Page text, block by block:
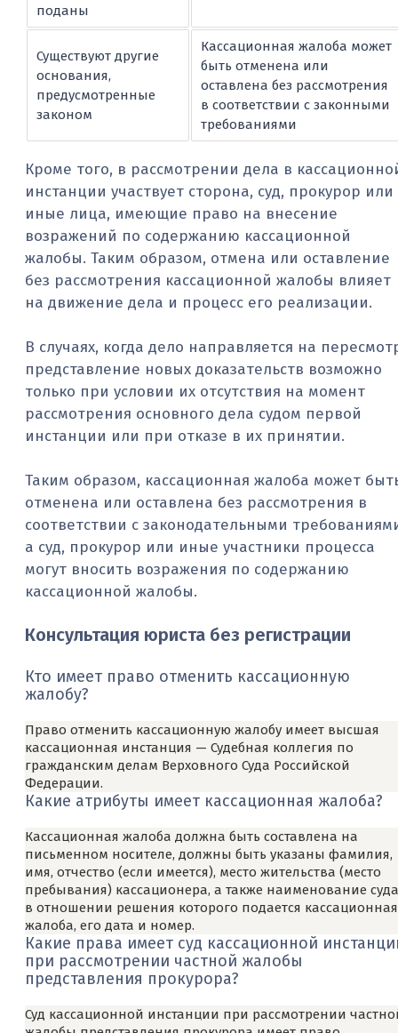
поданы
Существуют другие
основания,
предусмотренные
законом
Кассационная жалоба может
быть отменена или
оставлена без рассмотрения
в соответствии с законными
требованиями
Кроме того, в рассмотрении дела в
инстанции участвует сторона, суд, прокурор или
иные лица, имеющие право на внесение
возражений по содержанию кассационной
жалобы. Таким образом, отмена или оставление
без рассмотрения кассационной жалобы влияет
на движение дела и процесс его реализации.
В случаях, когда дело направляется на
представление новых доказательств возможно
только при условии их отсутствия на момент
рассмотрения основного дела судом первой
инстанции или при отказе в их принятии.
Таким образом, кассационная жалоба может
отменена или оставлена без рассмотрения в
соответствии с законодательными
а суд, прокурор или иные участники процесса
могут вносить возражения по содержанию
кассационной жалобы.
Консультация юриста без регистрации
Кто имеет право отменить кассационную
жалобу?
Право отменить кассационную жалобу имеет высшая
кассационная инстанция — Судебная коллегия по
гражданским делам Верховного Суда Российской
Федерации.
Какие атрибуты имеет кассационная жалоба?
Кассационная жалоба должна быть составлена на
письменном носителе, должны быть указаны фамилия,
имя, отчество (если имеется), место жительства (место
пребывания) кассационера, а также наименование
в отношении решения которого подается кассационная
жалоба, его дата и номер.
Какие права имеет суд кассационной
при рассмотрении частной жалобы
представления прокурора?
Суд кассационной инстанции при рассмотрении